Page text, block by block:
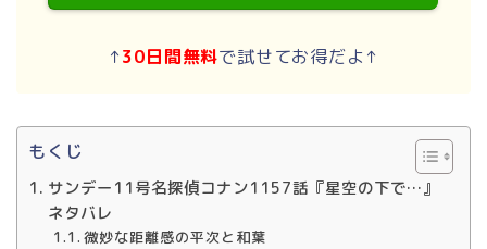
↑30日間無料で試せてお得だよ↑
もくじ
サンデー11号名探偵コナン1157話『星空の下で…』
ネタバレ
微妙な距離感の平次と和葉